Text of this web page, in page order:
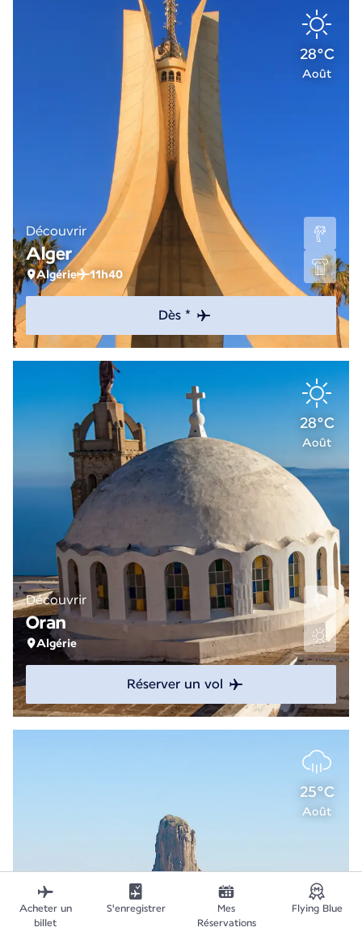
28°C
Août
Découvrir
Alger
Algérie 11h40
Dès *
28°C
Août
Découvrir
Oran
Algérie
Réserver un vol
25°C
Août
Acheter un
billet
S'enregistrer
Mes
Réservations
Flying Blue